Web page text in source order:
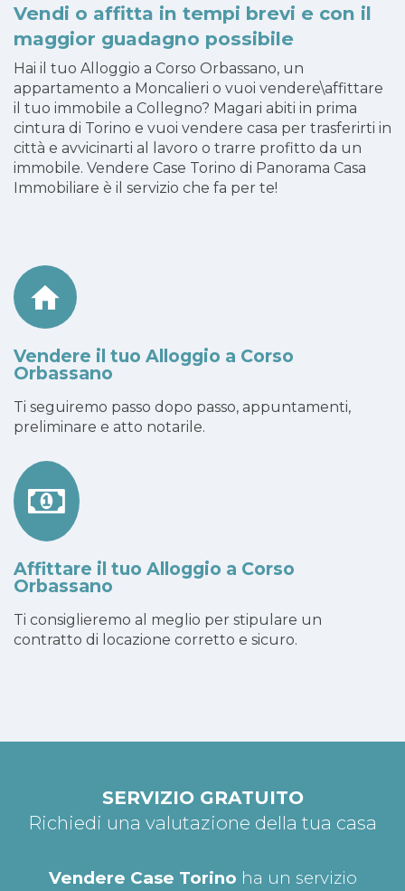
Vendi o affitta in tempi brevi e con il
maggior guadagno possibile
Hai il tuo Alloggio a Corso Orbassano, un
appartamento a Moncalieri o vuoi vendere\affittare
il tuo immobile a Collegno? Magari abiti in prima
cintura di Torino e vuoi vendere casa per trasferirti in
città e avvicinarti al lavoro o trarre profitto da un
immobile. Vendere Case Torino di Panorama Casa
Immobiliare è il servizio che fa per te!
Vendere il tuo Alloggio a Corso
Orbassano
Ti seguiremo passo dopo passo, appuntamenti,
preliminare e atto notarile.
Affittare il tuo Alloggio a Corso
Orbassano
Ti consiglieremo al meglio per stipulare un
contratto di locazione corretto e sicuro.
SERVIZIO GRATUITO
Richiedi una valutazione della tua casa
Vendere Case Torino ha un servizio